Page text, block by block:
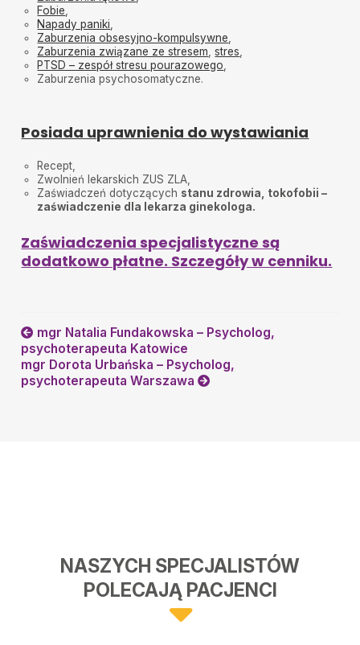
Fobie,
Napady paniki,
Zaburzenia obsesyjno-kompulsywne,
Zaburzenia związane ze stresem,stres,
PTSD – zespół stresu pourazowego,
Zaburzenia psychosomatyczne.
Posiada uprawnienia do wystawiania
Recept,
Zwolnień lekarskich ZUS ZLA,
Zaświadczeń dotyczących stanu zdrowia, tokofobii –
zaświadczenie dla lekarza ginekologa.
Zaświadczenia specjalistyczne są
dodatkowo płatne. Szczegóły w cenniku.
mgr Natalia Fundakowska – Psycholog,
psychoterapeuta Katowice
mgr Dorota Urbańska – Psycholog,
psychoterapeuta Warszawa
NASZYCH SPECJALISTÓW
POLECAJĄ PACJENCI